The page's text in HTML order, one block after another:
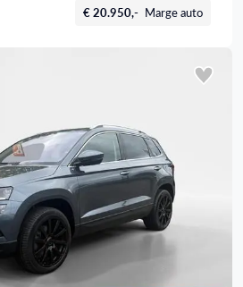
€ 20.950,- Marge auto